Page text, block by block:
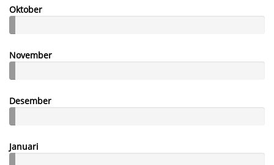
Oktober
November
Desember
Januari